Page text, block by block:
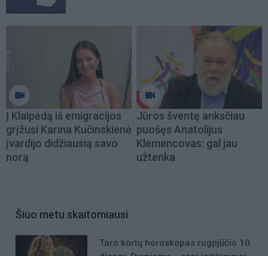
Į Klaipėdą iš emigracijos
grįžusi Karina Kučinskienė
įvardijo didžiausią savo
norą
Jūros šventę anksčiau
puošęs Anatolijus
Klemencovas: gal jau
užtenka
Šiuo metu skaitomiausi
Taro kortų horoskopas rugpjūčio 10